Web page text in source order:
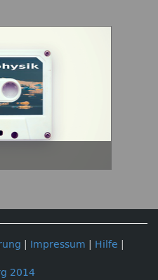
Impressum Hilfe
2014